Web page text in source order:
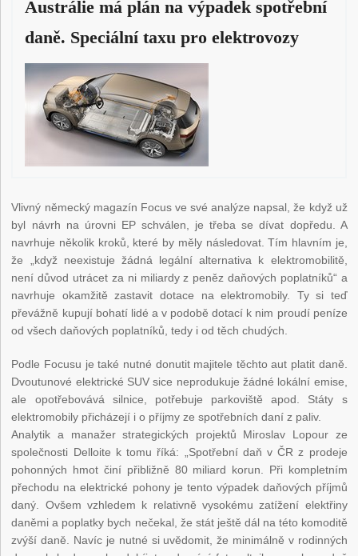
Austrálie má plán na výpadek spotřební
daně. Speciální taxu pro elektrovozy
Vlivný německý magazín Focus ve své analýze napsal, že když už
byl návrh na úrovni EP schválen, je třeba se dívat dopředu. A
navrhuje několik kroků, které by měly následovat. Tím hlavním je,
že „když neexistuje žádná legální alternativa k elektromobilitě,
není důvod utrácet za ni miliardy z peněz daňových poplatníků“ a
navrhuje okamžitě zastavit dotace na elektromobily. Ty si teď
převážně kupují bohatí lidé a v podobě dotací k nim proudí peníze
od všech daňových poplatníků, tedy i od těch chudých.
Podle Focusu je také nutné donutit majitele těchto aut platit daně.
Dvoutunové elektrické SUV sice neprodukuje žádné lokální emise,
ale opotřebovává silnice, potřebuje parkoviště apod. Státy s
elektromobily přicházejí i o příjmy ze spotřebních daní z paliv.
Analytik a manažer strategických projektů Miroslav Lopour ze
společnosti Delloite k tomu říká: „Spotřební daň v ČR z prodeje
pohonných hmot činí přibližně 80 miliard korun. Při kompletním
přechodu na elektrické pohony je tento výpadek daňových příjmů
daný. Ovšem vzhledem k relativně vysokému zatížení elektřiny
daněmi a poplatky bych nečekal, že stát ještě dál na této komoditě
zvýší daně. Navíc je nutné si uvědomit, že minimálně v rodinných